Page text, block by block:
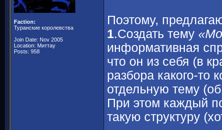
Faction:
Туранские королевства
Join Date: Nov 2005
Location: Миттау
Posts: 958
Поэтому,
1.Создать тему
информативная
что он из себя (в
разбора какого-то
отдельную тему
При этом каждый
такую структуру